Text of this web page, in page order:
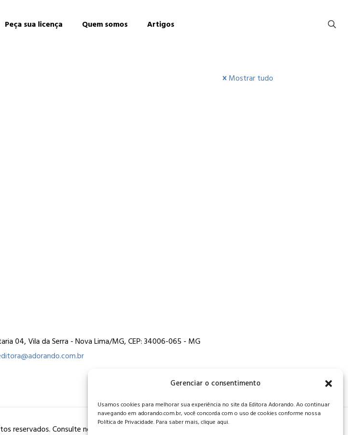
Gerenciar o consentimento
Usamos cookies para melhorar sua experiência no site da Editora Adorando. Ao continuar
navegando em adorando.com.br, você concorda com o uso de cookies conforme nossa
Política de Privacidade. Para saber mais, clique aqui.
Peça sua licença Quem somos Artigos
Mostrar tudo
04, Vila da Serra - Nova Lima/MG, CEP: 34006-065 - MG
reservados. Consulte nossa